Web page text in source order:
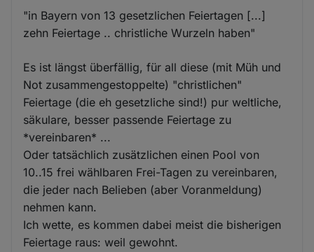
"in Bayern von 13 gesetzlichen Feiertagen [...]
zehn Feiertage .. christliche Wurzeln haben"
Es ist längst überfällig, für all diese (mit Müh und
Not zusammengestoppelte) "christlichen"
Feiertage (die eh gesetzliche sind!) pur weltliche,
säkulare, besser passende Feiertage zu
*vereinbaren* ...
Oder tatsächlich zusätzlichen einen Pool von
10..15 frei wählbaren Frei-Tagen zu vereinbaren,
die jeder nach Belieben (aber Voranmeldung)
nehmen kann.
Ich wette, es kommen dabei meist die bisherigen
Feiertage raus: weil gewohnt.